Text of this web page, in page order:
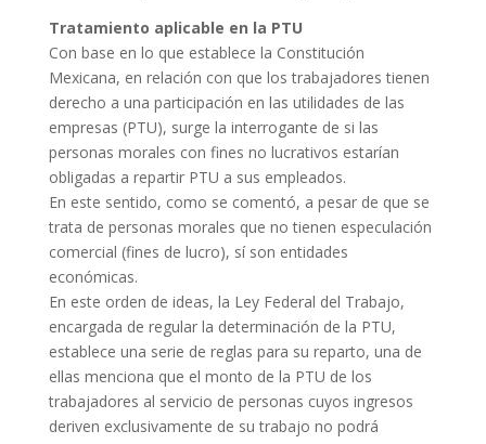
Tratamiento aplicable en la PTU
Con base en lo que establece la Constitución
Mexicana, en relación con que los trabajadores tienen
derecho a una participación en las utilidades de las
empresas (PTU), surge la interrogante de si las
personas morales con fines no lucrativos estarían
obligadas a repartir PTU a sus empleados.
En este sentido, como se comentó, a pesar de que se
trata de personas morales que no tienen especulación
comercial (fines de lucro), sí son entidades
económicas.
En este orden de ideas, la Ley Federal del Trabajo,
encargada de regular la determinación de la PTU,
establece una serie de reglas para su reparto, una de
ellas menciona que el monto de la PTU de los
trabajadores al servicio de personas cuyos ingresos
deriven exclusivamente de su trabajo no podrá